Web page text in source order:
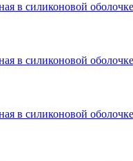
в силиконовой
в силиконовой
в силиконовой